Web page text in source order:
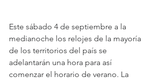
Este sábado 4 de septiembre a la
medianoche los relojes de la mayoría
de los territorios del país se
adelantarán una hora para así
comenzar el horario de verano. La